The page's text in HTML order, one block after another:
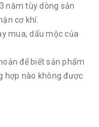
năm tùy dòng sản
cơ khí.
mua, dấu mộc của
để biết sản phẩm
hợp nào không được